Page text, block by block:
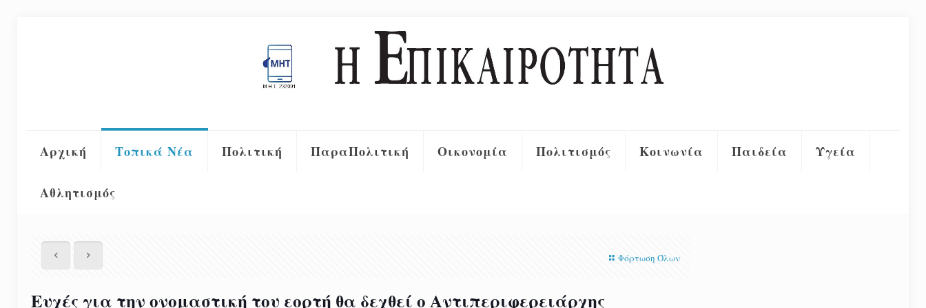
Αρχική Τοπικά Νέα Πολιτική ΠαραΠολιτική Οικονομία Πολιτισμός Κοινωνία Παιδεία Υγεία
Αθλητισμός
Φόρτωση Όλων
Ευχές για την ονομαστική του εορτή θα δεχθεί ο Αντιπεριφερειάρχης